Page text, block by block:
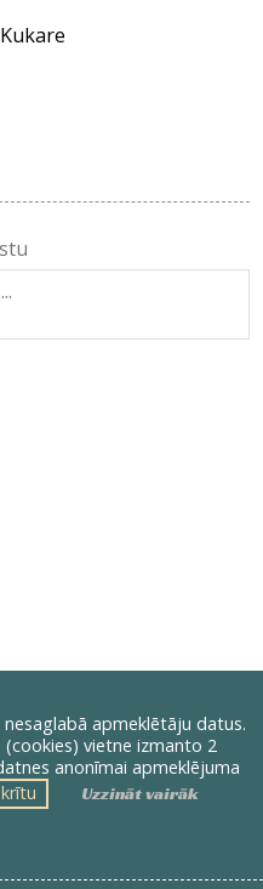
nesaglabā apmeklētāju datus.
vietne izmanto 2
anonīmai apmeklējuma
Uzzināt vairāk